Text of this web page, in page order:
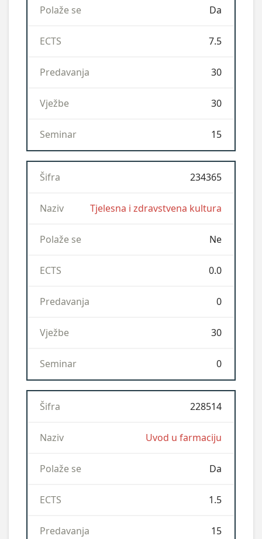
Da
7.5
30
30
15
234365
Tjelesna i zdravstvena kultura
Ne
0.0
0
30
0
228514
Uvod u farmaciju
Da
1.5
15